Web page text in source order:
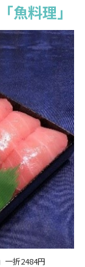
魚料理」
一折2484円